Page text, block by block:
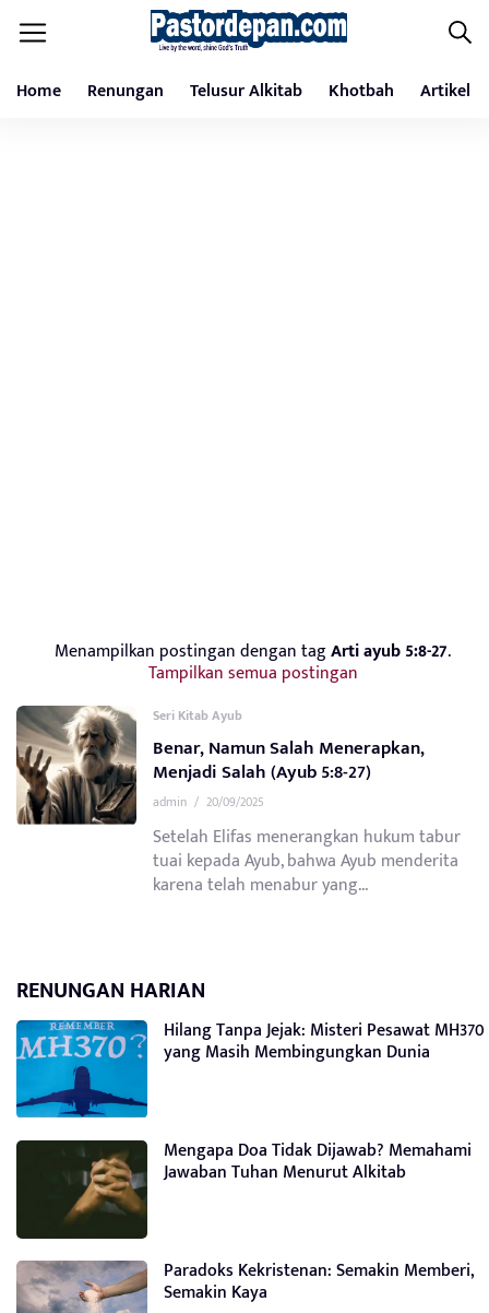
Home Renungan Telusur Alkitab Khotbah Artikel
Menampilkan postingan dengan tagArti ayub 5:8-27.
Tampilkan semua postingan
Seri Kitab Ayub
Benar, Namun Salah Menerapkan,
Menjadi Salah (Ayub 5:8-27)
admin / 20/09/2025
Setelah Elifas menerangkan hukum tabur
tuai kepada Ayub, bahwa Ayub menderita
karena telah menabur yang...
RENUNGAN HARIAN
Hilang Tanpa Jejak: Misteri Pesawat MH370
yang Masih Membingungkan Dunia
Mengapa Doa Tidak Dijawab? Memahami
Jawaban Tuhan Menurut Alkitab
Paradoks Kekristenan: Semakin Memberi,
Semakin Kaya